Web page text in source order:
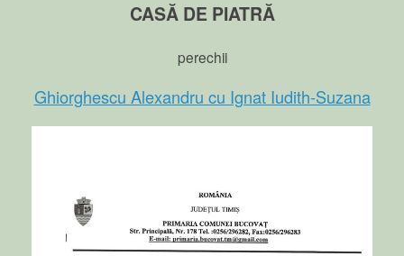
CASĂ DE PIATRĂ
perechii
Ghiorghescu Alexandru cu Ignat Iudith-Suzana